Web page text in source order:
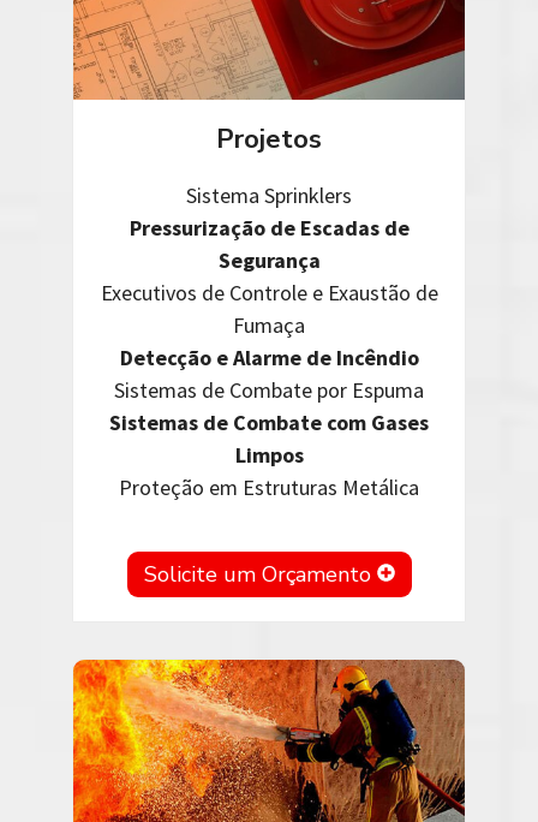
Projetos
Sistema Sprinklers
Pressurização de Escadas de
Segurança
Executivos de Controle e Exaustão de
Fumaça
Detecção e Alarme de Incêndio
Sistemas de Combate por Espuma
Sistemas de Combate com Gases
Limpos
Proteção em Estruturas Metálica
Solicite um Orçamento